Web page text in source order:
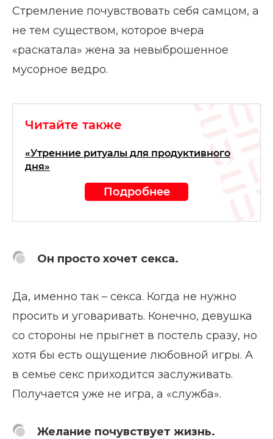
Стремление почувствовать себя самцом, а
не тем существом, которое вчера
«раскатала» жена за невыброшенное
мусорное ведро.
Читайте также
«Утренние ритуалы для продуктивного
дня»
Подробнее
Он просто хочет секса.
Да, именно так – секса. Когда не нужно
просить и уговаривать. Конечно, девушка
со стороны не прыгнет в постель сразу, но
хотя бы есть ощущение любовной игры. А
в семье секс приходится заслуживать.
Получается уже не игра, а «служба».
Желание почувствует жизнь.